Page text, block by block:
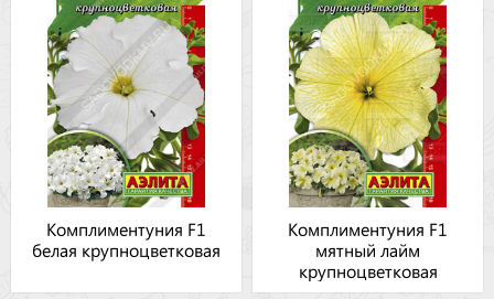
Комплиментуния F1
белая крупноцветковая
Комплиментуния F1
мятный лайм
крупноцветковая